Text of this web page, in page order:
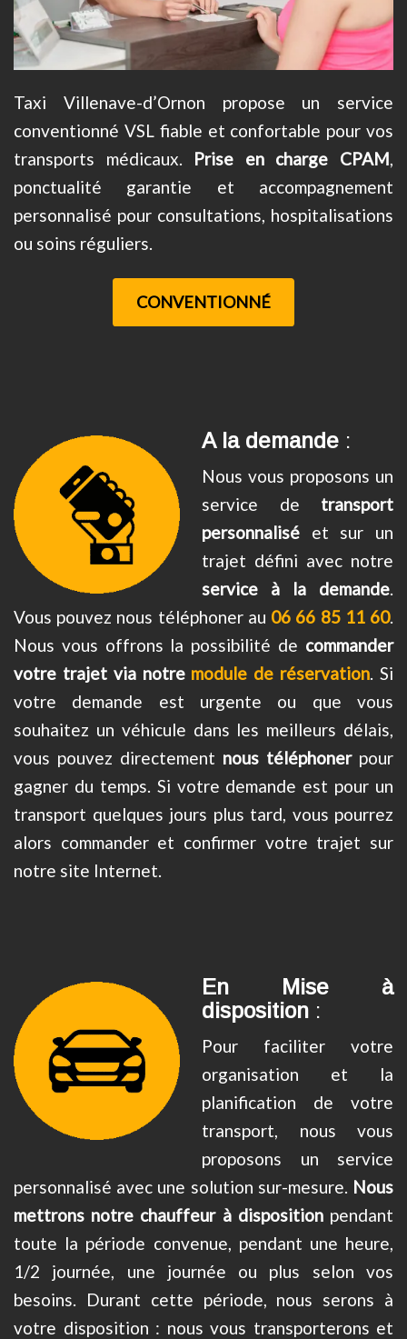
Taxi Villenave-d’Ornon propose un service
conventionné VSL fiable et confortable pour vos
transports médicaux. Prise en charge CPAM,
ponctualité garantie et accompagnement
personnalisé pour consultations, hospitalisations
ou soins réguliers.
CONVENTIONNÉ
A la demande :
Nous vous proposons un
service de transport
personnalisé et sur un
trajet défini avec notre
service à la demande.
Vous pouvez nous téléphoner au 06 66 85 11 60.
Nous vous offrons la possibilité de commander
votre trajet via notre module de réservation. Si
votre demande est urgente ou que vous
souhaitez un véhicule dans les meilleurs délais,
vous pouvez directement nous téléphonerpour
gagner du temps. Si votre demande est pour un
transport quelques jours plus tard, vous pourrez
alors commander et confirmer votre trajet sur
notre site Internet.
En Mise à
disposition :
Pour faciliter votre
organisation et la
planification de votre
transport, nous vous
proposons un service
personnalisé avec une solution sur-mesure. Nous
mettrons notre chauffeur à dispositionpendant
toute la période convenue, pendant une heure,
1/2 journée, une journée ou plus selon vos
besoins. Durant cette période, nous serons à
votre disposition : nous vous transporterons et